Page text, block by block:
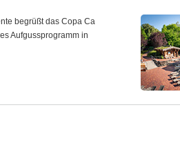
begrüßt das Copa Ca
Aufgussprogramm in